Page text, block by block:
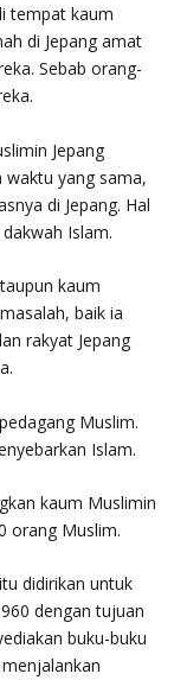
tempat kaum
di Jepang amat
Sebab orang-
Jepang
waktu yang sama,
di Jepang. Hal
Islam.
kaum
baik ia
rakyat Jepang
Muslim.
Islam.
kaum Muslimin
orang Muslim.
didirikan untuk
dengan tujuan
buku-buku